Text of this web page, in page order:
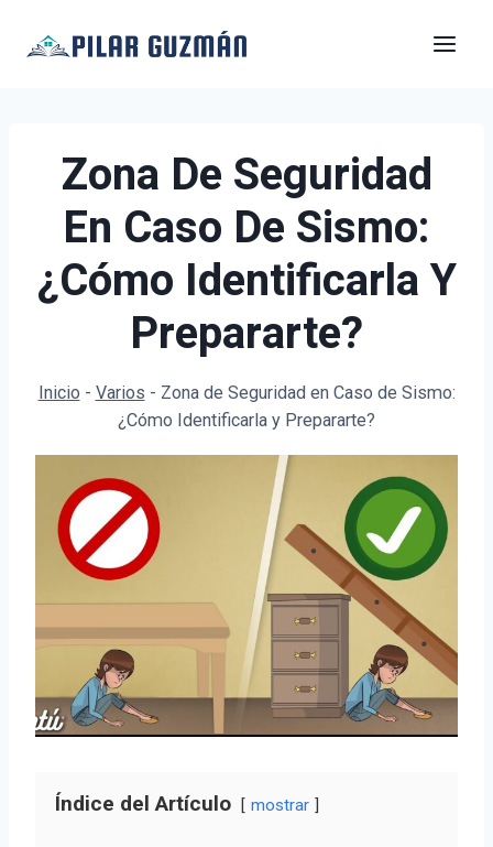
Zona De Seguridad
En Caso De Sismo:
¿Cómo Identificarla Y
Prepararte?
Inicio - Varios - Zona de Seguridad en Caso de Sismo:
¿Cómo Identificarla y Prepararte?
Índice del Artículo mostrar